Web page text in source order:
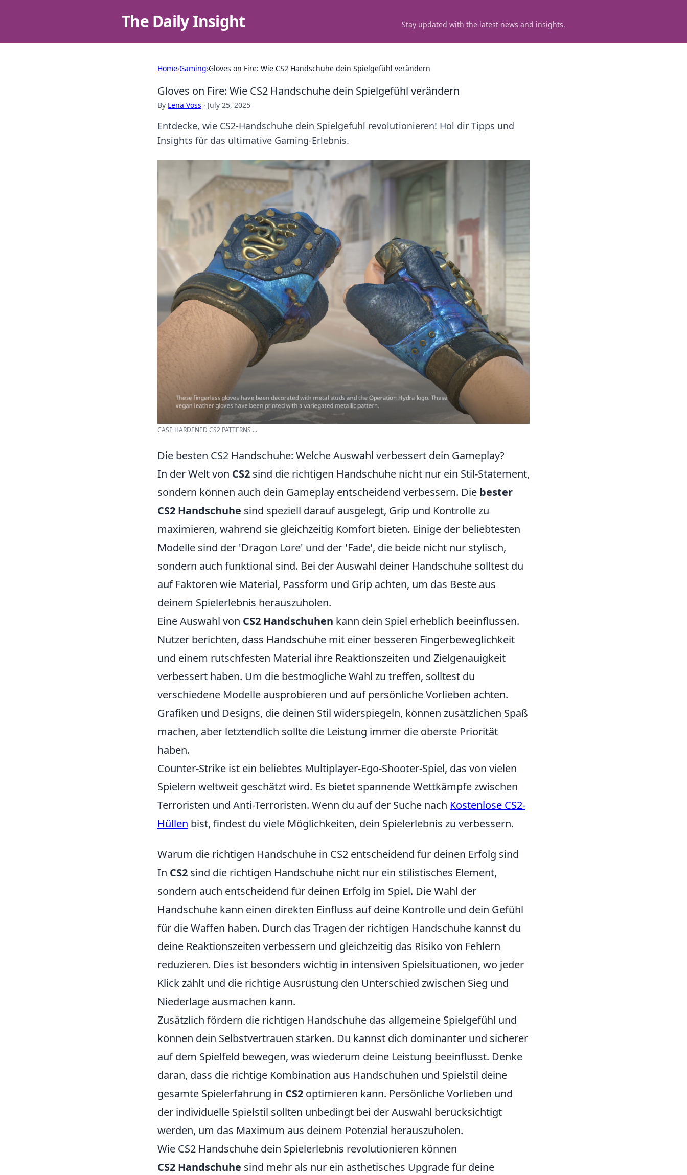
The Daily Insight Stay updated with the latest news and insights.
Home›Gaming›Gloves on Fire: Wie CS2 Handschuhe dein Spielgefühl verändern
Gloves on Fire: Wie CS2 Handschuhe dein Spielgefühl verändern
By Lena Voss · July 25, 2025
Entdecke, wie CS2-Handschuhe dein Spielgefühl revolutionieren! Hol dir Tipps und
Insights für das ultimative Gaming-Erlebnis.
CASE HARDENED CS2 PATTERNS ...
Die besten CS2 Handschuhe: Welche Auswahl verbessert dein Gameplay?
In der Welt von CS2 sind die richtigen Handschuhe nicht nur ein Stil-Statement,
sondern können auch dein Gameplay entscheidend verbessern. Die bester
CS2 Handschuhe sind speziell darauf ausgelegt, Grip und Kontrolle zu
maximieren, während sie gleichzeitig Komfort bieten. Einige der beliebtesten
Modelle sind der 'Dragon Lore' und der 'Fade', die beide nicht nur stylisch,
sondern auch funktional sind. Bei der Auswahl deiner Handschuhe solltest du
auf Faktoren wie Material, Passform und Grip achten, um das Beste aus
deinem Spielerlebnis herauszuholen.
Eine Auswahl von CS2 Handschuhen kann dein Spiel erheblich beeinflussen.
Nutzer berichten, dass Handschuhe mit einer besseren Fingerbeweglichkeit
und einem rutschfesten Material ihre Reaktionszeiten und Zielgenauigkeit
verbessert haben. Um die bestmögliche Wahl zu treffen, solltest du
verschiedene Modelle ausprobieren und auf persönliche Vorlieben achten.
Grafiken und Designs, die deinen Stil widerspiegeln, können zusätzlichen Spaß
machen, aber letztendlich sollte die Leistung immer die oberste Priorität
haben.
Counter-Strike ist ein beliebtes Multiplayer-Ego-Shooter-Spiel, das von vielen
Spielern weltweit geschätzt wird. Es bietet spannende Wettkämpfe zwischen
Terroristen und Anti-Terroristen. Wenn du auf der Suche nach Kostenlose CS2-
Hüllen bist, findest du viele Möglichkeiten, dein Spielerlebnis zu verbessern.
Warum die richtigen Handschuhe in CS2 entscheidend für deinen Erfolg sind
In CS2 sind die richtigen Handschuhe nicht nur ein stilistisches Element,
sondern auch entscheidend für deinen Erfolg im Spiel. Die Wahl der
Handschuhe kann einen direkten Einfluss auf deine Kontrolle und dein Gefühl
für die Waffen haben. Durch das Tragen der richtigen Handschuhe kannst du
deine Reaktionszeiten verbessern und gleichzeitig das Risiko von Fehlern
reduzieren. Dies ist besonders wichtig in intensiven Spielsituationen, wo jeder
Klick zählt und die richtige Ausrüstung den Unterschied zwischen Sieg und
Niederlage ausmachen kann.
Zusätzlich fördern die richtigen Handschuhe das allgemeine Spielgefühl und
können dein Selbstvertrauen stärken. Du kannst dich dominanter und sicherer
auf dem Spielfeld bewegen, was wiederum deine Leistung beeinflusst. Denke
daran, dass die richtige Kombination aus Handschuhen und Spielstil deine
gesamte Spielerfahrung in CS2 optimieren kann. Persönliche Vorlieben und
der individuelle Spielstil sollten unbedingt bei der Auswahl berücksichtigt
werden, um das Maximum aus deinem Potenzial herauszuholen.
Wie CS2 Handschuhe dein Spielerlebnis revolutionieren können
CS2 Handschuhe sind mehr als nur ein ästhetisches Upgrade für deine